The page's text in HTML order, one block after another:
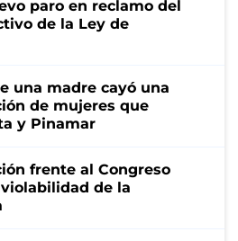
paro en reclamo del
de la Ley de
una madre cayó una
de mujeres que
y Pinamar
frente al Congreso
de la